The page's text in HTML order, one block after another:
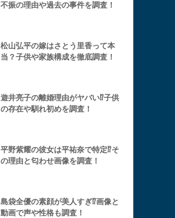
不振の理由や過去の事件を調査！
松山弘平の嫁はさとう里香って本
当？子供や家族構成を徹底調査！
遊井亮子の離婚理由がヤバい⁉︎子供
の存在や馴れ初めを調査！
平野紫耀の彼女は平祐奈で特定⁉︎そ
の理由と匂わせ画像を調査！
島袋全優の素顔が美人すぎ⁉︎画像と
動画で声や性格も調査！